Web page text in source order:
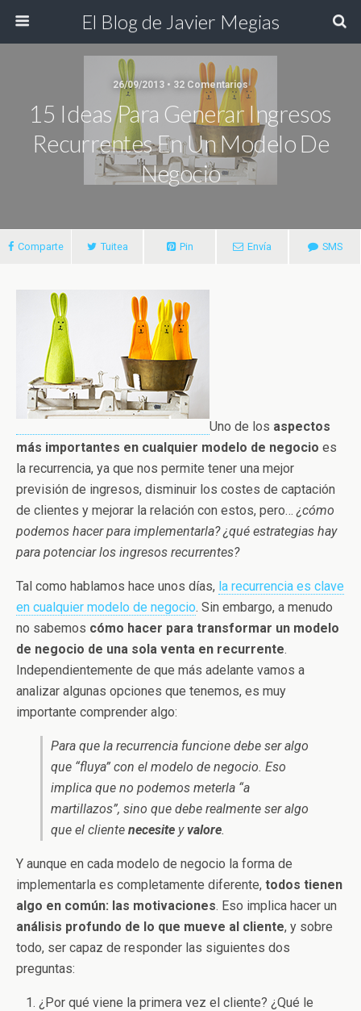
El Blog de Javier Megias
26/09/2013 • 32 Comentarios
15 Ideas Para Generar Ingresos
Recurrentes En Un Modelo De
Negocio
Comparte Tuitea Pin Envía SMS
Uno de los aspectos
más importantes en cualquier modelo de negocio es
la recurrencia, ya que nos permite tener una mejor
previsión de ingresos, disminuir los costes de captación
de clientes y mejorar la relación con estos, pero…¿cómo
podemos hacer para implementarla? ¿qué estrategias hay
para potenciar los ingresos recurrentes?
Tal como hablamos hace unos días, la recurrencia es clave
en cualquier modelo de negocio. Sin embargo, a menudo
no sabemos cómo hacer para transformar un modelo
de negocio de una sola venta en recurrente.
Independientemente de que más adelante vamos a
analizar algunas opciones que tenemos, es muy
importante comprender algo:
Para que la recurrencia funcione debe ser algo
que “fluya” con el modelo de negocio. Eso
implica que no podemos meterla “a
martillazos”, sino que debe realmente ser algo
que el cliente necesite yvalore.
Y aunque en cada modelo de negocio la forma de
implementarla es completamente diferente, todos tienen
algo en común: las motivaciones. Eso implica hacer un
análisis profundo de lo que mueve al cliente, y sobre
todo, ser capaz de responder las siguientes dos
preguntas:
¿Por qué viene la primera vez el cliente? ¿Qué le